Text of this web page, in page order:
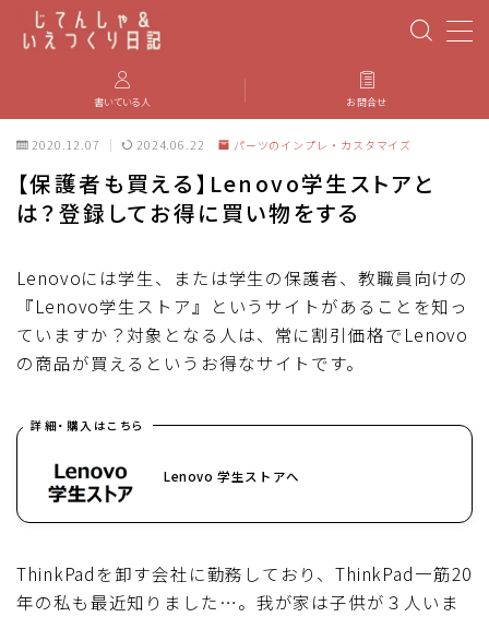
PBP(Paris-Brest-Paris)
エベレスティング
パーツのインプレ・カスタマイズ
iGPSPORT
ブルベ装備
ディスクブレーキ
Di2関連
書いている人 お問合せ
2020.12.07 2024.06.22 パーツのインプレ・カスタマイズ
【保護者も買える】Lenovo学生ストアと
は？登録してお得に買い物をする
Lenovoには学生、または学生の保護者、教職員向けの
『Lenovo学生ストア』というサイトがあることを知っ
ていますか？対象となる人は、常に割引価格でLenovo
の商品が買えるというお得なサイトです。
詳細・購入はこちら
Lenovo 学生ストアへ
ThinkPadを卸す会社に勤務しており、ThinkPad一筋20
年の私も最近知りました…。我が家は子供が３人いま